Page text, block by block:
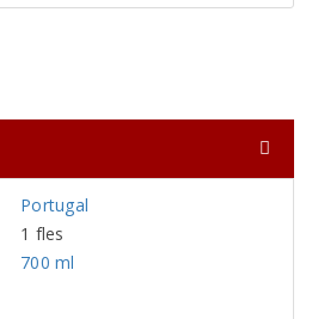
Portugal
1 fles
700 ml